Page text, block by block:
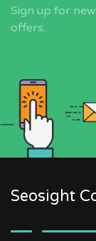
Sign up for
offers.
Seosight